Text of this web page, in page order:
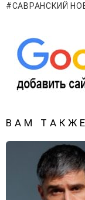
САВРАНСКИЙ
ВАМ